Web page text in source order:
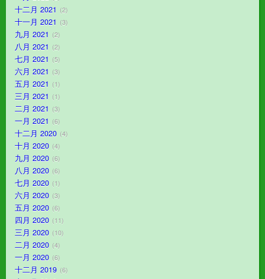
十二月 2021 2
十一月 2021 3
九月 2021 2
八月 2021 2
七月 2021 5
六月 2021 3
五月 2021 1
三月 2021 1
二月 2021 3
一月 2021 6
十二月 2020 4
十月 2020 4
九月 2020 6
八月 2020 6
七月 2020 1
六月 2020 3
五月 2020 6
四月 2020 11
三月 2020 10
二月 2020 4
一月 2020 6
十二月 2019 6